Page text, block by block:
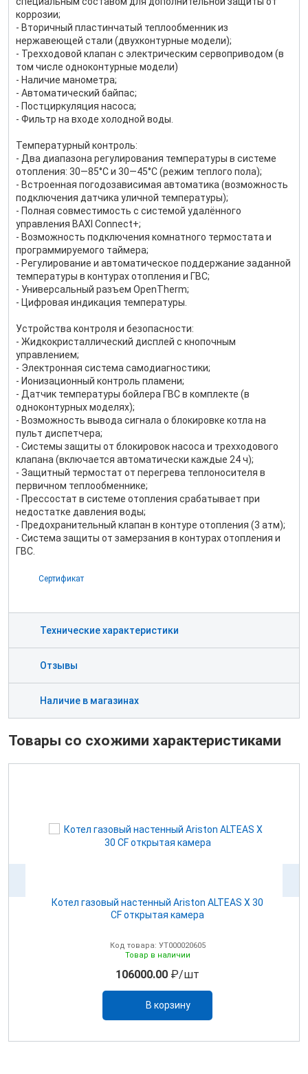
коррозии;
- Вторичный пластинчатый теплообменник из
нержавеющей стали (двухконтурные модели);
- Трехходовой клапан с электрическим сервоприводом (в
том числе одноконтурные модели)
- Наличие манометра;
- Автоматический байпас;
- Постциркуляция насоса;
- Фильтр на входе холодной воды.
Температурный контроль:
- Два диапазона регулирования температуры в системе
отопления: 30—85°С и 30—45°С (режим теплого пола);
- Встроенная погодозависимая автоматика (возможность
подключения датчика уличной температуры);
- Полная совместимость с системой удалённого
управления BAXI Connect+;
- Возможность подключения комнатного термостата и
программируемого таймера;
- Регулирование и автоматическое поддержание заданной
температуры в контурах отопления и ГВС;
- Универсальный разъем OpenTherm;
- Цифровая индикация температуры.
Устройства контроля и безопасности:
- Жидкокристаллический дисплей с кнопочным
управлением;
- Электронная система самодиагностики;
- Ионизационный контроль пламени;
- Датчик температуры бойлера ГВС в комплекте (в
одноконтурных моделях);
- Возможность вывода сигнала о блокировке котла на
пульт диспетчера;
- Системы защиты от блокировок насоса и трехходового
клапана (включается автоматически каждые 24 ч);
- Защитный термостат от перегрева теплоносителя в
первичном теплообменнике;
- Прессостат в системе отопления срабатывает при
недостатке давления воды;
- Предохранительный клапан в контуре отопления (3 атм);
- Система защиты от замерзания в контурах отопления и
ГВС.
Сертификат
Технические характеристики
Отзывы
Наличие в магазинах
Товары со схожими характеристиками
Котел газовый настенный Ariston ALTEAS Х 30
CF открытая камера
Код товара: УТ000020605
Товар в наличии
106000.00 ₽/шт
В корзину